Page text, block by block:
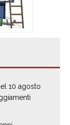
10 agosto